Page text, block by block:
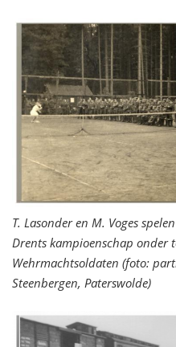
T. Lasonder en M. Voges
Drents kampioenschap onder
Wehrmachtsoldaten (foto:
Steenbergen, Paterswolde)